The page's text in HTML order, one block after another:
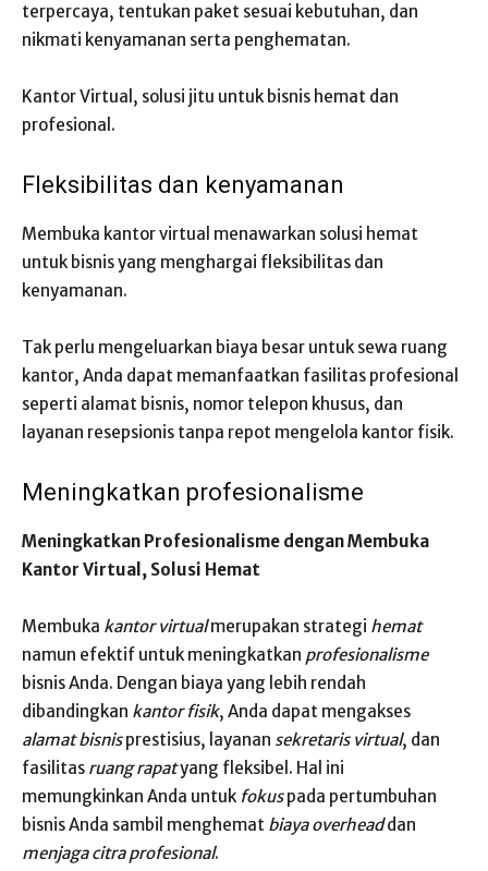
terpercaya, tentukan paket sesuai kebutuhan, dan
nikmati kenyamanan serta penghematan.
Kantor Virtual, solusi jitu untuk bisnis hemat dan
profesional.
Fleksibilitas dan kenyamanan
Membuka kantor virtual menawarkan solusi hemat
untuk bisnis yang menghargai fleksibilitas dan
kenyamanan.
Tak perlu mengeluarkan biaya besar untuk sewa ruang
kantor, Anda dapat memanfaatkan fasilitas profesional
seperti alamat bisnis, nomor telepon khusus, dan
layanan resepsionis tanpa repot mengelola kantor fisik.
Meningkatkan profesionalisme
Meningkatkan Profesionalisme dengan Membuka
Kantor Virtual, Solusi Hemat
Membuka kantor virtualmerupakan strategi hemat
namun efektif untuk meningkatkan profesionalisme
bisnis Anda. Dengan biaya yang lebih rendah
dibandingkan kantor fisik, Anda dapat mengakses
alamat bisnisprestisius, layanan sekretaris virtual, dan
fasilitas ruang rapatyang fleksibel. Hal ini
memungkinkan Anda untuk fokuspada pertumbuhan
bisnis Anda sambil menghemat biaya overheaddan
menjaga citra profesional.